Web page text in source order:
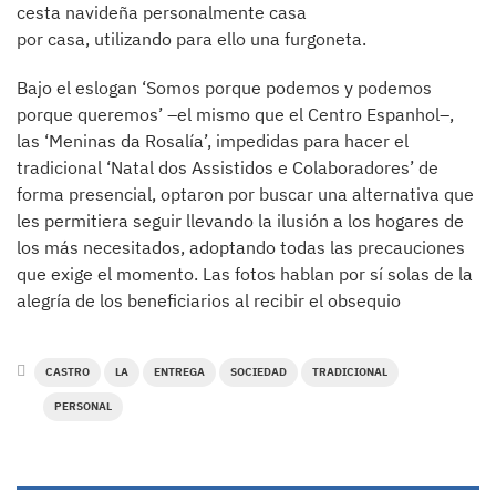
cesta navideña personalmente casa
por casa, utilizando para ello una furgoneta.
Bajo el eslogan ‘Somos porque podemos y podemos
porque queremos’ –el mismo que el Centro Espanhol–,
las ‘Meninas da Rosalía’, impedidas para hacer el
tradicional ‘Natal dos Assistidos e Colaboradores’ de
forma presencial, optaron por buscar una alternativa que
les permitiera seguir llevando la ilusión a los hogares de
los más necesitados, adoptando todas las precauciones
que exige el momento. Las fotos hablan por sí solas de la
alegría de los beneficiarios al recibir el obsequio
CASTRO LA ENTREGA SOCIEDAD TRADICIONAL
PERSONAL